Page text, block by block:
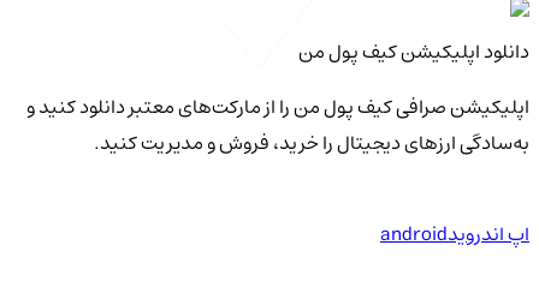
دانلود اپلیکیشن کیف‌ پول من
اپلیکیشن صرافی کیف پول من را از مارکت‌های معتبر دانلود کنید و
به‌سادگی ارزهای دیجیتال را خرید، فروش و مدیریت کنید.
اپ اندرویدandroid